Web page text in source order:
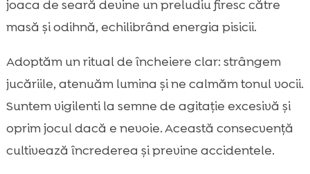
joaca de seară devine un preludiu firesc către
masă și odihnă, echilibrând energia pisicii.
Adoptăm un ritual de încheiere clar: strângem
jucăriile, atenuăm lumina și ne calmăm tonul vocii.
Suntem vigilenti la semne de agitație excesivă și
oprim jocul dacă e nevoie. Această consecvență
cultivează încrederea și previne accidentele.